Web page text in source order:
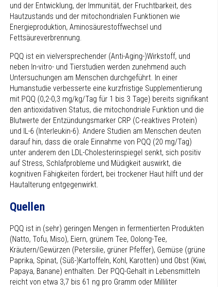
und der Entwicklung, der Immunität, der Fruchtbarkeit, des
Hautzustands und der mitochondrialen Funktionen wie
Energieproduktion, Aminosäurestoffwechsel und
Fettsäureverbrennung.
PQQ ist ein vielversprechender (Anti-Aging-)Wirkstoff, und
neben In-vitro- und Tierstudien werden zunehmend auch
Untersuchungen am Menschen durchgeführt. In einer
Humanstudie verbesserte eine kurzfristige Supplementierung
mit PQQ (0,2-0,3 mg/kg/Tag für 1 bis 3 Tage) bereits signifikant
den antioxidativen Status, die mitochondriale Funktion und die
Blutwerte der Entzündungsmarker CRP (C-reaktives Protein)
und IL-6 (Interleukin-6). Andere Studien am Menschen deuten
darauf hin, dass die orale Einnahme von PQQ (20 mg/Tag)
unter anderem den LDL-Cholesterinspiegel senkt, sich positiv
auf Stress, Schlafprobleme und Müdigkeit auswirkt, die
kognitiven Fähigkeiten fördert, bei trockener Haut hilft und der
Hautalterung entgegenwirkt.
Quellen
PQQ ist in (sehr) geringen Mengen in fermentierten Produkten
(Natto, Tofu, Miso), Eiern, grünem Tee, Oolong-Tee,
Kräutern/Gewürzen (Petersilie, grüner Pfeffer), Gemüse (grüne
Paprika, Spinat, (Süß-)Kartoffeln, Kohl, Karotten) und Obst (Kiwi,
Papaya, Banane) enthalten. Der PQQ-Gehalt in Lebensmitteln
reicht von etwa 3,7 bis 61 ng pro Gramm oder Milliliter